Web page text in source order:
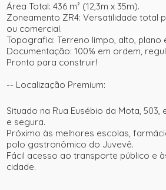
Área Total: 436 m² (12,3m x 35m).
Zoneamento ZR4: Versatilidade total
ou comercial.
Topografia: Terreno limpo, alto, plano
Documentação: 100% em ordem,
Pronto para construir!
-- Localização Premium:
Situado na Rua Eusébio da Mota, 503,
e segura.
Próximo às melhores escolas,
polo gastronômico do Juvevê.
Fácil acesso ao transporte público e
cidade.